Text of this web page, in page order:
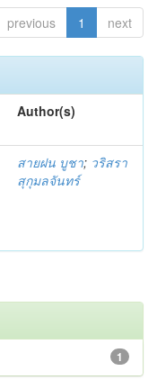
previous 1 next
Author(s)
สายฝน บูชา; วริสรา
สุกุมลจันทร์
1